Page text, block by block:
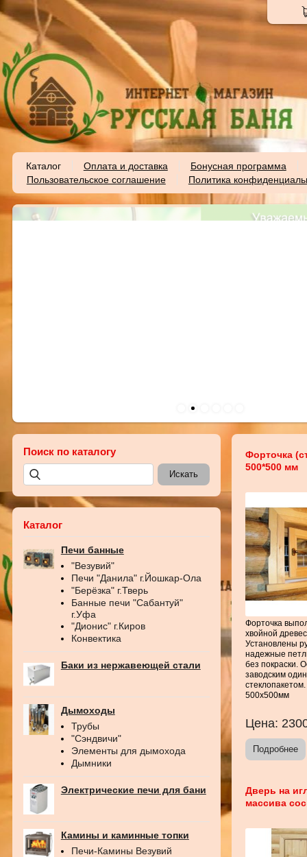
Каталог Оплата и доставка
Бонусная программа
Пользовательское соглашение
Политика
Поиск по каталогу
Каталог
Печи банные
"Везувий"
Печи "Данила" г.Йошкар-Ола
"Берёзка" г.Тверь
Банные печи "Сабантуй"
г.Уфа
"Дионис" г.Киров
Конвектика
Баки из нержавеющей стали
Дымоходы
Трубы
"Сэндвичи"
Элементы для дымохода
Дымники
Электрические печи для бани
Камины и каминные топки
Печи-Камины Везувий
Форточка
500*500 мм
Форточка
хвойной
Установлены
надежные
без покраски.
заводским
500х500мм
Цена:
Подробнее
Дверь на
массива